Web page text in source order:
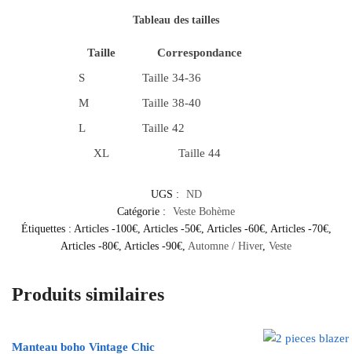
Tableau des tailles
Taille
Correspondance
S
Taille 34-36
M
Taille 38-40
L
Taille 42
XL
Taille 44
UGS :
ND
Catégorie :
Veste Bohème
Étiquettes : Articles -100€, Articles -50€, Articles -60€, Articles -70€,
Articles -80€ Articles -90€ Automne / Hiver, Veste
Produits similaires
Manteau boho Vintage Chic